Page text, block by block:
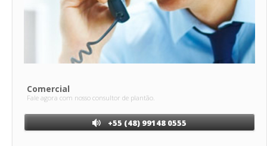
Comercial
Fale agora com nosso consultor de plantão.
+55 (48) 99148 0555